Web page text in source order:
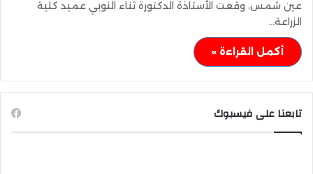
عين شمس، وقعت الأستاذة الدكتورة ثناء النوبي عميد كلية
الزراعة…
أكمل القراءة »
تابعنا على فيسبوك